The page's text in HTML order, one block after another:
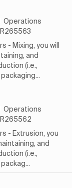
Operations
- Mixing, you will
and
(i.e.,
Operations
- Extrusion, you
and
(i.e.,